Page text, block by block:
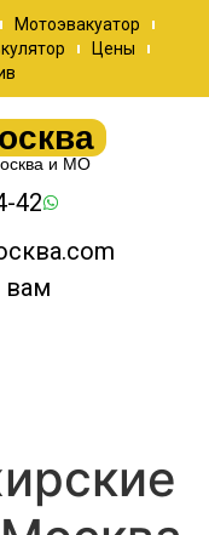
Мотоэвакуатор
Цены
и МО
42
вам